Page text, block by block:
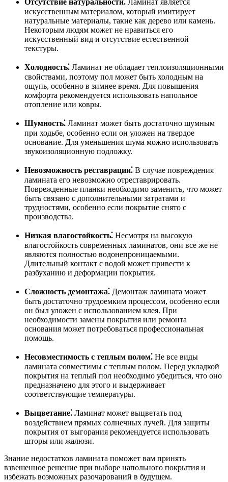
Отсутствие натуральности⁚ Ламинат является
искусственным материалом, который имитирует
натуральные материалы, такие как дерево или камень.
Некоторым людям может не нравиться его
искусственный вид и отсутствие естественной
текстуры.
Холодность⁚ Ламинат не обладает теплоизоляционными
свойствами, поэтому пол может быть холодным на
ощупь, особенно в зимнее время. Для повышения
комфорта рекомендуется использовать напольное
отопление или ковры.
Шумность⁚ Ламинат может быть достаточно шумным
при ходьбе, особенно если он уложен на твердое
основание. Для уменьшения шума можно использовать
звукоизоляционную подложку.
Невозможность реставрации⁚ В случае повреждения
ламината его невозможно отреставрировать.
Поврежденные планки необходимо заменить, что может
быть связано с дополнительными затратами и
трудностями, особенно если покрытие снято с
производства.
Низкая влагостойкость⁚ Несмотря на высокую
влагостойкость современных ламинатов, они все же не
являются полностью водонепроницаемыми.
Длительный контакт с водой может привести к
разбуханию и деформации покрытия.
Сложность демонтажа⁚ Демонтаж ламината может
быть достаточно трудоемким процессом, особенно если
он был уложен с использованием клея. При
необходимости замены покрытия или ремонта
основания может потребоваться профессиональная
помощь.
Несовместимость с теплым полом⁚ Не все виды
ламината совместимы с теплым полом. Перед укладкой
покрытия на теплый пол необходимо убедиться, что оно
предназначено для этого и выдерживает
соответствующие температуры.
Выцветание⁚ Ламинат может выцветать под
воздействием прямых солнечных лучей. Для защиты
покрытия от выгорания рекомендуется использовать
шторы или жалюзи.
Знание недостатков ламината поможет вам принять
взвешенное решение при выборе напольного покрытия и
избежать возможных разочарований в будущем.